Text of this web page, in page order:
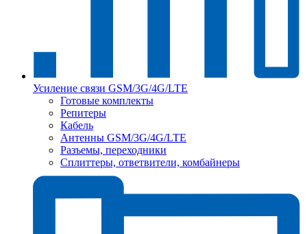
Усиление связи GSM/3G/4G/LTE
Готовые комплекты
Репитеры
Кабель
Антенны GSM/3G/4G/LTE
Разъемы, переходники
Сплиттеры, ответвители, комбайнеры